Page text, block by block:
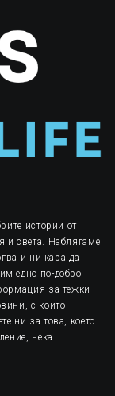
истории от
и света. Наблягаме
и ни кара да
едно по-добро
за тежки
с които
ни за това, което
нека